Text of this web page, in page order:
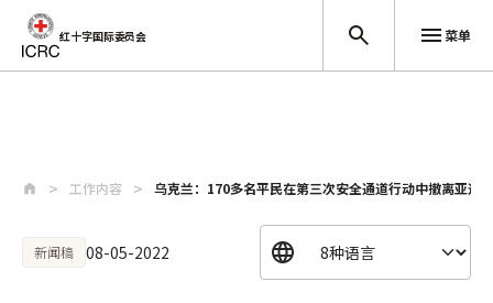
红十字国际委员会 菜单
工作内容 乌克兰：170多名平民在第三次安全通道行动中撤离亚速
新闻稿 08-05-2022